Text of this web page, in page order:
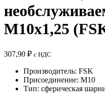
M10x1,25
307,90 ₽ с НДС
Производитель: FSK
Присоединение: M10
Тип: сферическая